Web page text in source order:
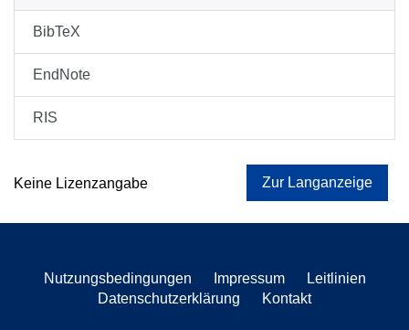
BibTeX
EndNote
RIS
Keine Lizenzangabe Zur Langanzeige
Nutzungsbedingungen Impressum
Leitlinien
Datenschutzerklärung
Kontakt